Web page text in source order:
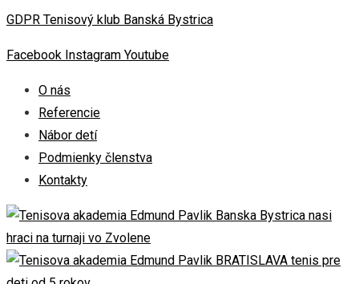
GDPR Tenisový klub Banská Bystrica
Facebook Instagram Youtube
O nás
Referencie
Nábor detí
Podmienky členstva
Kontakty